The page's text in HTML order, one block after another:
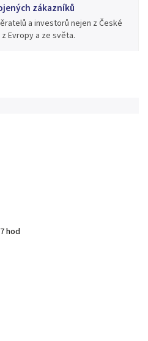
zákazníků
a investorů nejen z České
Evropy a ze světa.
hod